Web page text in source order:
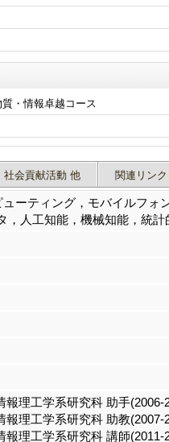
・情報卓越コース
社会貢献活動 他 関連リンク
ーティング，モバイルフォ
，人工知能，機械知能，統
報理工学系研究科 助手(2006-
報理工学系研究科 助教(2007-
報理工学系研究科 講師(2011-